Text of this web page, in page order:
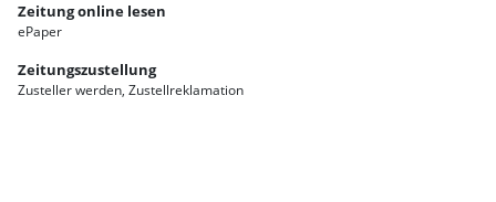
Zeitung online lesen
ePaper
Zeitungszustellung
Zusteller werden Zustellreklamation